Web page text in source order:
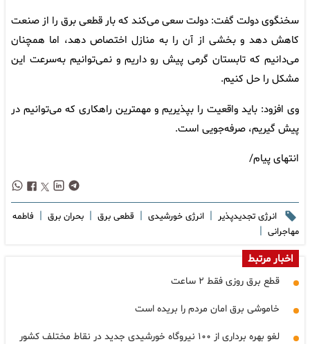
سخنگوی دولت گفت: دولت سعی می‌کند که بار قطعی برق را از صنعت
کاهش دهد و بخشی از آن را به منازل اختصاص دهد، اما همچنان
می‌دانیم که تابستان گرمی پیش رو داریم و نمی‌توانیم به‌سرعت این
مشکل را حل کنیم.
وی افزود: باید واقعیت‌ را بپذیریم و مهمترین راهکاری که می‌توانیم در
پیش گیریم، صرفه‌جویی است.
انتهای پیام/
انرژی تجدیدپذیر | انرژی خورشیدی | قطعی برق | بحران برق | فاطمه
مهاجرانی |
اخبار مرتبط
قطع برق روزی فقط ۲ ساعت
خاموشی برق امان مردم را بریده است
لغو بهره برداری از ۱۰۰ نیروگاه خورشیدی جدید در نقاط مختلف کشور